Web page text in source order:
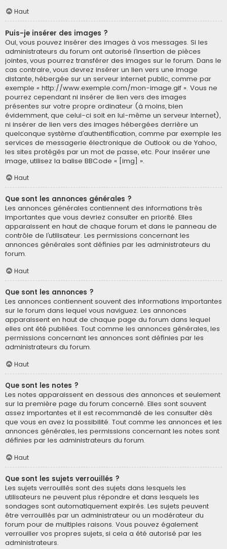
Haut
Puis-je insérer des images ?
Oui, vous pouvez insérer des images à vos messages. Si les
administrateurs du forum ont autorisé l’insertion de pièces
jointes, vous pourrez transférer des images sur le forum. Dans le
cas contraire, vous devrez insérer un lien vers une image
distante, hébergée sur un serveur internet public, comme par
exemple « http://www.exemple.com/mon-image.gif ». Vous ne
pourrez cependant ni insérer de lien vers des images
présentes sur votre propre ordinateur (à moins, bien
évidemment, que celui-ci soit en lui-même un serveur internet),
ni insérer de lien vers des images hébergées derrière un
quelconque système d’authentification, comme par exemple les
services de messagerie électronique de Outlook ou de Yahoo,
les sites protégés par un mot de passe, etc. Pour insérer une
image, utilisez la balise BBCode « [img] ».
Haut
Que sont les annonces générales ?
Les annonces générales contiennent des informations très
importantes que vous devriez consulter en priorité. Elles
apparaissent en haut de chaque forum et dans le panneau de
contrôle de l’utilisateur. Les permissions concernant les
annonces générales sont définies par les administrateurs du
forum.
Haut
Que sont les annonces ?
Les annonces contiennent souvent des informations importantes
sur le forum dans lequel vous naviguez. Les annonces
apparaissent en haut de chaque page du forum dans lequel
elles ont été publiées. Tout comme les annonces générales, les
permissions concernant les annonces sont définies par les
administrateurs du forum.
Haut
Que sont les notes ?
Les notes apparaissent en dessous des annonces et seulement
sur la première page du forum concerné. Elles sont souvent
assez importantes et il est recommandé de les consulter dès
que vous en avez la possibilité. Tout comme les annonces et les
annonces générales, les permissions concernant les notes sont
définies par les administrateurs du forum.
Haut
Que sont les sujets verrouillés ?
Les sujets verrouillés sont des sujets dans lesquels les
utilisateurs ne peuvent plus répondre et dans lesquels les
sondages sont automatiquement expirés. Les sujets peuvent
être verrouillés par un administrateur ou un modérateur du
forum pour de multiples raisons. Vous pouvez également
verrouiller vos propres sujets, si cela a été autorisé par les
administrateurs.